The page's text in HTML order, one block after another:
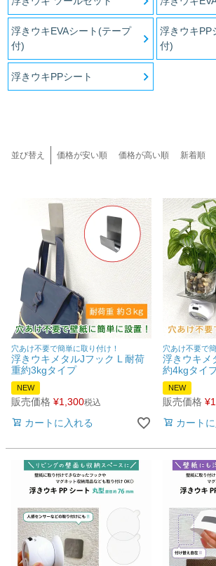
フック
特殊粘着・吸着シート
梱包用品
店舗・ディスプレイ用品
ポリ袋・OPP袋
文具・事務用品
衛生用品・ヘルスケア
浮きウキEVAシート(テープ
付)
浮きウキPP
付)
浮きウキPPシート
並び替え 価格が安い順 価格が高い順 新着順
穴あけ不要で簡単に取り付け！
浮きウキメタルJフック L 耐荷
重約3kgタイプ
NEW
販売価格 ¥1,300税込
カートに入れる
穴あけ不要で
浮きウキメ
約4kgタイ
NEW
販売価格 ¥
カート